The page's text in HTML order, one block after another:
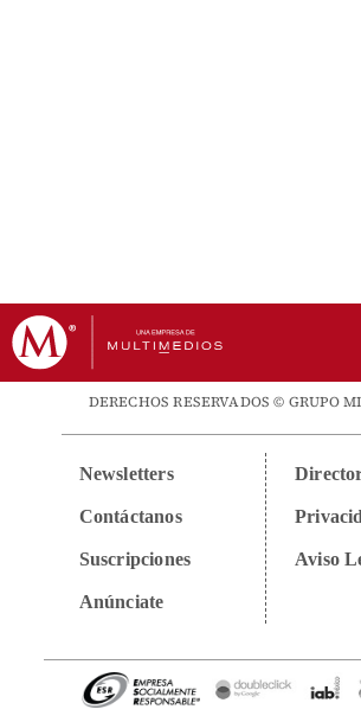
DERECHOS RESERVADOS © GRUPO
Newsletters
Contáctanos
Suscripciones
Anúnciate
Aviso